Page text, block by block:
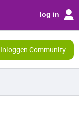
log in
Inloggen Community